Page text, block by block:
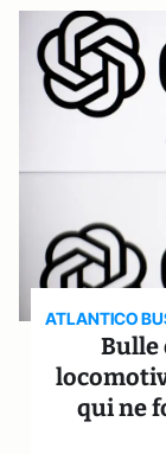
ATLANTICO
Bulle
qui ne